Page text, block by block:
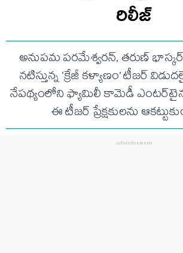
రిలీజ్
అనుపమ పరమేశ్వరన్, తరుణ్ భాస్కర్
నటిస్తున్న ‘క్రేజీ కళ్యాణం’ టీజర్
నేపథ్యంలోని ఫ్యామిలీ కామెడీ
ఈ టీజర్ ప్రేక్షకులను